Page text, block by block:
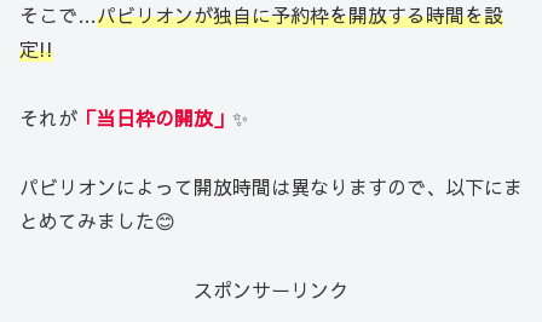
そこで…パビリオンが独自に予約枠を開放する時間を設
定!!
それが 「当日枠の開放」 ✨
パビリオンによって開放時間は異なりますので、以下にま
とめてみました😊
スポンサーリンク